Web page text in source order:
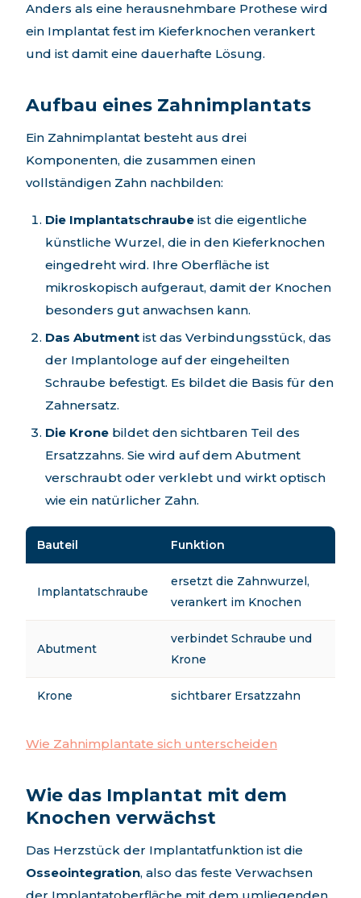
Anders als eine herausnehmbare Prothese wird
ein Implantat fest im Kieferknochen verankert
und ist damit eine dauerhafte Lösung.
Aufbau eines Zahnimplantats
Ein Zahnimplantat besteht aus drei
Komponenten, die zusammen einen
vollständigen Zahn nachbilden:
Die Implantatschraube ist die eigentliche
künstliche Wurzel, die in den Kieferknochen
eingedreht wird. Ihre Oberfläche ist
mikroskopisch aufgeraut, damit der Knochen
besonders gut anwachsen kann.
Das Abutment ist das Verbindungsstück, das
der Implantologe auf der eingeheilten
Schraube befestigt. Es bildet die Basis für den
Zahnersatz.
Die Krone bildet den sichtbaren Teil des
Ersatzzahns. Sie wird auf dem Abutment
verschraubt oder verklebt und wirkt optisch
wie ein natürlicher Zahn.
Bauteil Funktion
Implantatschraube
ersetzt die Zahnwurzel,
verankert im Knochen
Abutment
verbindet Schraube und
Krone
Krone sichtbarer Ersatzzahn
Wie Zahnimplantate sich unterscheiden
Wie das Implantat mit dem
Knochen verwächst
Das Herzstück der Implantatfunktion ist die
Osseointegration, also das feste Verwachsen